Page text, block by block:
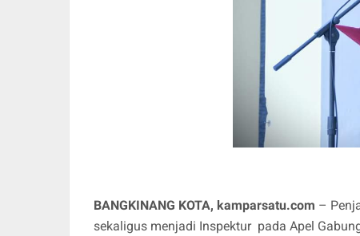
BANGKINANG KOTA, kamparsatu.com –
sekaligus menjadi Inspektur pada Apel